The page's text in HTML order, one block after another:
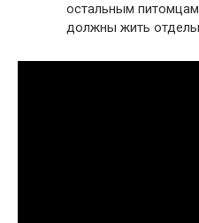
остальным
должны жить